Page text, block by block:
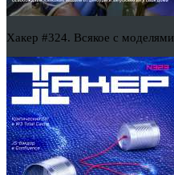
Хакер #324. Всякое с моделями